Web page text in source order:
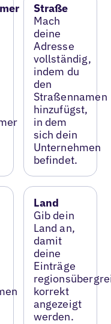
Straße
Mach
deine
Adresse
vollständig,
indem du
den
Straßennamen
hinzufügst,
in dem
sich dein
Unternehmen
befindet.
Land
Gib dein
Land an,
damit
deine
Einträge
korrekt
angezeigt
werden.